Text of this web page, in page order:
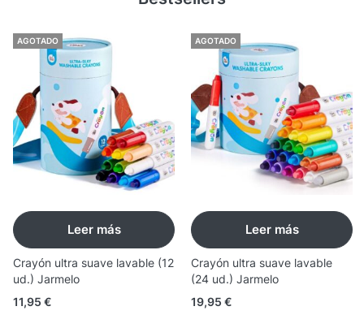
AGOTADO
Leer más
Crayón ultra suave lavable (12
ud.) Jarmelo
11,95 €
AGOTADO
Leer más
Crayón ultra suave lavable
(24 ud.) Jarmelo
19,95 €